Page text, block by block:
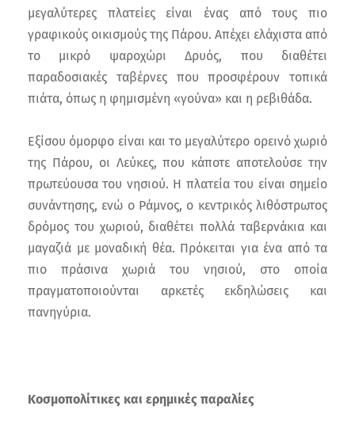
μεγαλύτερες πλατείες είναι ένας από τους πιο
γραφικούς οικισμούς της Πάρου. Απέχει ελάχιστα από
το μικρό ψαροχώρι Δρυός, που διαθέτει
παραδοσιακές ταβέρνες που προσφέρουν τοπικά
πιάτα, όπως η φημισμένη «γούνα» και η ρεβιθάδα.
Εξίσου όμορφο είναι και το μεγαλύτερο ορεινό χωριό
της Πάρου, οι Λεύκες, που κάποτε αποτελούσε την
πρωτεύουσα του νησιού. Η πλατεία του είναι σημείο
συνάντησης, ενώ ο Ράμνος, ο κεντρικός λιθόστρωτος
δρόμος του χωριού, διαθέτει πολλά ταβερνάκια και
μαγαζιά με μοναδική θέα. Πρόκειται για ένα από τα
πιο πράσινα χωριά του νησιού, στο οποία
πραγματοποιούνται αρκετές εκδηλώσεις και
πανηγύρια.
Κοσμοπολίτικες και ερημικές παραλίες